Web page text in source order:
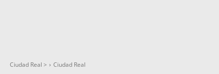
Ciudad Real > Ciudad Real